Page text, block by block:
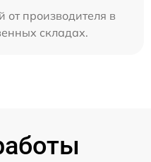
от производителя в
складах.